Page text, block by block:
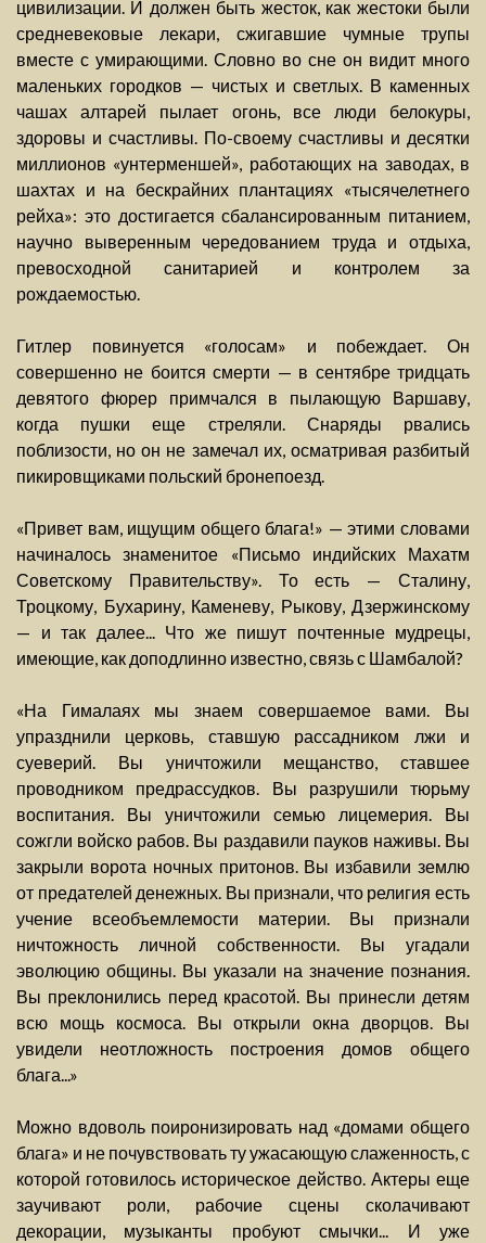
цивилизации. И должен быть жесток, как жестоки были
средневековые лекари, сжигавшие чумные трупы
вместе с умирающими. Словно во сне он видит много
маленьких городков — чистых и светлых. В каменных
чашах алтарей пылает огонь, все люди белокуры,
здоровы и счастливы. По-своему счастливы и десятки
миллионов «унтерменшей», работающих на заводах, в
шахтах и на бескрайних плантациях «тысячелетнего
рейха»: это достигается сбалансированным питанием,
научно выверенным чередованием труда и отдыха,
превосходной санитарией и контролем за
рождаемостью.
Гитлер повинуется «голосам» и побеждает. Он
совершенно не боится смерти — в сентябре тридцать
девятого фюрер примчался в пылающую Варшаву,
когда пушки еще стреляли. Снаряды рвались
поблизости, но он не замечал их, осматривая разбитый
пикировщиками польский бронепоезд.
«Привет вам, ищущим общего блага!» — этими словами
начиналось знаменитое «Письмо индийских Махатм
Советскому Правительству». То есть — Сталину,
Троцкому, Бухарину, Каменеву, Рыкову, Дзержинскому
— и так далее... Что же пишут почтенные мудрецы,
имеющие, как доподлинно известно, связь с Шамбалой?
«На Гималаях мы знаем совершаемое вами. Вы
упразднили церковь, ставшую рассадником лжи и
суеверий. Вы уничтожили мещанство, ставшее
проводником предрассудков. Вы разрушили тюрьму
воспитания. Вы уничтожили семью лицемерия. Вы
сожгли войско рабов. Вы раздавили пауков наживы. Вы
закрыли ворота ночных притонов. Вы избавили землю
от предателей денежных. Вы признали, что религия есть
учение всеобъемлемости материи. Вы признали
ничтожность личной собственности. Вы угадали
эволюцию общины. Вы указали на значение познания.
Вы преклонились перед красотой. Вы принесли детям
всю мощь космоса. Вы открыли окна дворцов. Вы
увидели неотложность построения домов общего
блага...»
Можно вдоволь поиронизировать над «домами общего
блага» и не почувствовать ту ужасающую слаженность, с
которой готовилось историческое действо. Актеры еще
заучивают роли, рабочие сцены сколачивают
декорации, музыканты пробуют смычки... И уже